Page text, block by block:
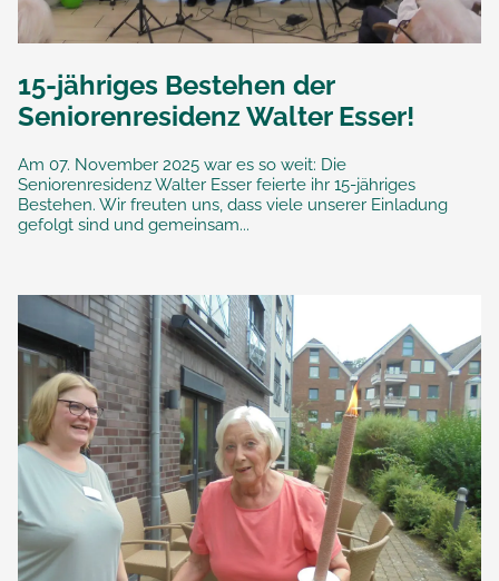
15-jähriges Bestehen der
Seniorenresidenz Walter Esser!
Am 07. November 2025 war es so weit: Die
Seniorenresidenz Walter Esser feierte ihr 15-jähriges
Bestehen. Wir freuten uns, dass viele unserer Einladung
gefolgt sind und gemeinsam...